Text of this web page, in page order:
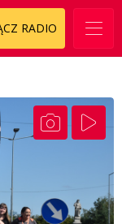
RADIO